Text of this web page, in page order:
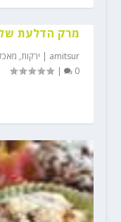
מרק הדלעת
amitsur
| ירקות,
0
|